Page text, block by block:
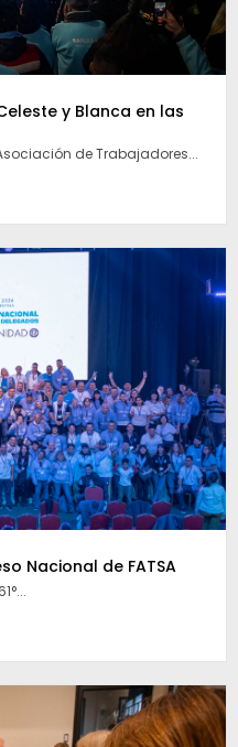
y Blanca en las
de Trabajadores...
Nacional de FATSA